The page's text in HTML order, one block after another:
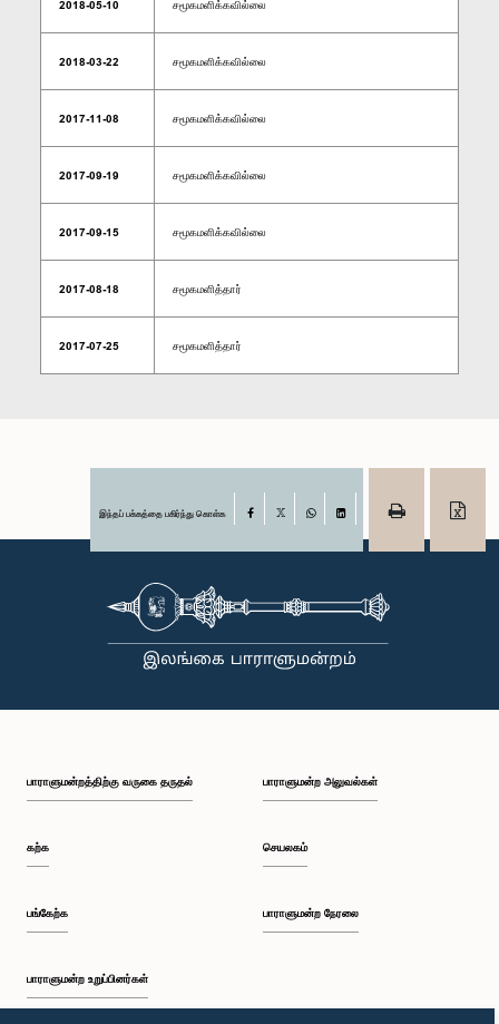
2018-05-10 சமூகமளிக்கவில்லை
2018-03-22 சமூகமளிக்கவில்லை
2017-11-08 சமூகமளிக்கவில்லை
2017-09-19 சமூகமளிக்கவில்லை
2017-09-15 சமூகமளிக்கவில்லை
2017-08-18 சமூகமளித்தார்
2017-07-25 சமூகமளித்தார்
இந்தப் பக்கத்தை பகிர்ந்து கொள்க Facebook
பாராளுமன்றத்திற்கு வருகை தருதல்
கற்க
பங்கேற்க
பாராளுமன்ற உறுப்பினர்கள்
பாராளுமன்ற அலுவல்கள்
செயலகம்
பாராளுமன்ற நேரலை